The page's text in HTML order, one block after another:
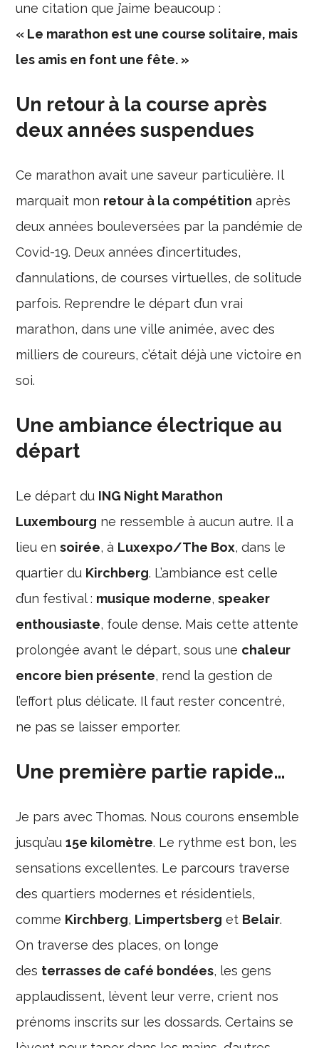
une citation que j’aime beaucoup :
« Le marathon est une course solitaire, mais
les amis en font une fête. »
Un retour à la course après
deux années suspendues
Ce marathon avait une saveur particulière. Il
marquait mon retour à la compétition après
deux années bouleversées par la pandémie de
Covid-19. Deux années d’incertitudes,
d’annulations, de courses virtuelles, de solitude
parfois. Reprendre le départ d’un vrai
marathon, dans une ville animée, avec des
milliers de coureurs, c’était déjà une victoire en
soi.
Une ambiance électrique au
départ
Le départ du ING Night Marathon
Luxembourg ne ressemble à aucun autre. Il a
lieu ensoirée, à Luxexpo/The Box, dans le
quartier du Kirchberg. L’ambiance est celle
d’un festival : musique moderne,speaker
enthousiaste, foule dense. Mais cette attente
prolongée avant le départ, sous une chaleur
encore bien présente, rend la gestion de
l’effort plus délicate. Il faut rester concentré,
ne pas se laisser emporter.
Une première partie rapide…
Je pars avec Thomas. Nous courons ensemble
jusqu’au15e kilomètre. Le rythme est bon, les
sensations excellentes. Le parcours traverse
des quartiers modernes et résidentiels,
comme Kirchberg, Limpertsberg et Belair.
On traverse des places, on longe
des terrasses de café bondées, les gens
applaudissent, lèvent leur verre, crient nos
prénoms inscrits sur les dossards. Certains se